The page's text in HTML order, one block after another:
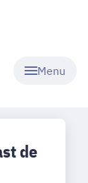
Menu
de